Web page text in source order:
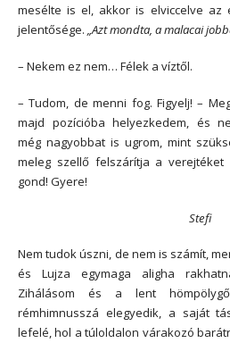
mesélte is el, akkor is elviccelve az
jelentősége. „Azt mondta, a malacai
– Nekem ez nem… Félek a víztől.
– Tudom, de menni fog. Figyelj! –
majd pozícióba helyezkedem, és
még nagyobbat is ugrom, mint
meleg szellő felszárítja a verejtéket
gond! Gyere!
Stefi
Nem tudok úszni, de nem is számít,
és Lujza egymaga aligha
Zihálásom és a lent
rémhimnusszá elegyedik, a saját
lefelé, hol a túloldalon várakozó